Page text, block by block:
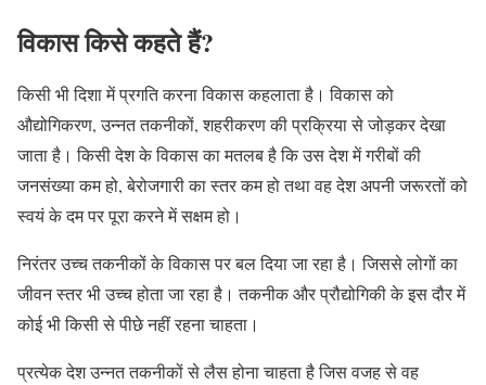
विकास किसे कहते हैं?
किसी भी दिशा में प्रगति करना विकास कहलाता है। विकास को
औद्योगिकरण, उन्नत तकनीकों, शहरीकरण की प्रक्रिया से जोड़कर देखा
जाता है। किसी देश के विकास का मतलब है कि उस देश में गरीबों की
जनसंख्या कम हो, बेरोजगारी का स्तर कम हो तथा वह देश अपनी जरूरतों को
स्वयं के दम पर पूरा करने में सक्षम हो।
निरंतर उच्च तकनीकों के विकास पर बल दिया जा रहा है। जिससे लोगों का
जीवन स्तर भी उच्च होता जा रहा है। तकनीक और प्रौद्योगिकी के इस दौर में
कोई भी किसी से पीछे नहीं रहना चाहता।
प्रत्येक देश उन्नत तकनीकों से लैस होना चाहता है जिस वजह से वह